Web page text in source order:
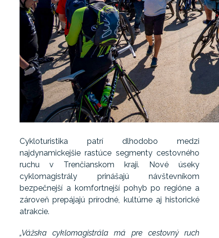
Cykloturistika patrí dlhodobo medzi
najdynamickejšie rastúce segmenty cestovného
ruchu v Trenčianskom kraji. Nové úseky
cyklomagistrály prinášajú návštevníkom
bezpečnejší a komfortnejší pohyb po regióne a
zároveň prepájajú prírodné, kultúrne aj historické
atrakcie.
„Vážska cyklomagistrála má pre cestovný ruch